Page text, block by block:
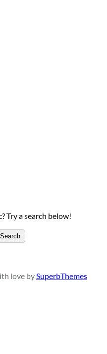
Try a search below!
Search
love bySuperbThemes